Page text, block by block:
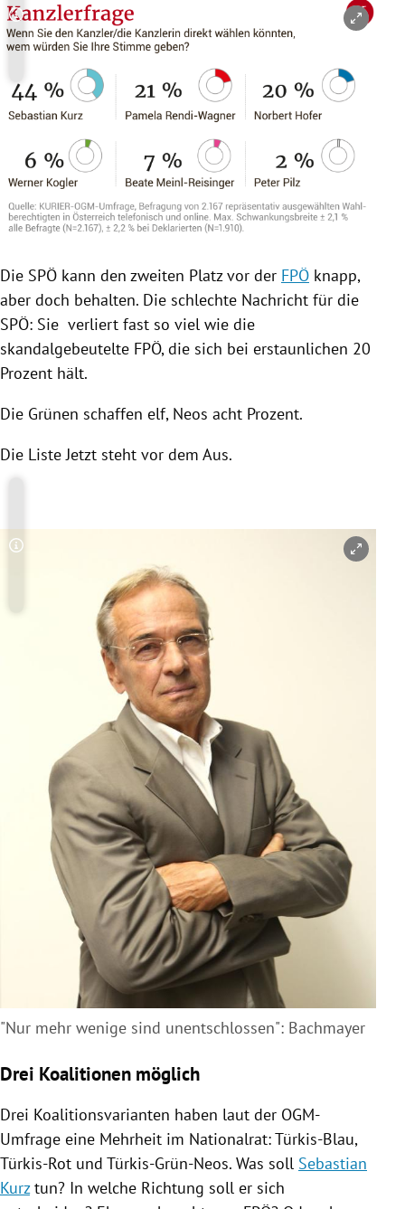
Copyright-Hinweis öffnen/schließen
Die SPÖ kann den zweiten Platz vor der FPÖ knapp,
aber doch behalten. Die schlechte Nachricht für die
SPÖ: Sie verliert fast so viel wie die
skandalgebeutelte FPÖ, die sich bei erstaunlichen 20
Prozent hält.
Die Grünen schaffen elf, Neos acht Prozent.
Die Liste Jetzt steht vor dem Aus.
Copyright-Hinweis öffnen/schließen
"Nur mehr wenige sind unentschlossen": Bachmayer
Drei Koalitionen möglich
Drei Koalitionsvarianten haben laut der OGM-
Umfrage eine Mehrheit im Nationalrat: Türkis-Blau,
Türkis-Rot und Türkis-Grün-Neos. Was soll Sebastian
Kurztun? In welche Richtung soll er sich